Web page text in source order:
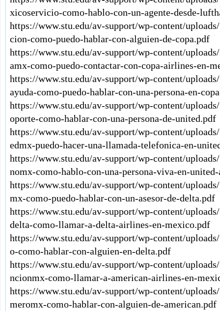
xicoservicio-como-hablo-con-un-agente-desde-
https://www.stu.edu/av-support/wp-content/
cion-como-puedo-hablar-con-alguien-de-copa.pdf
https://www.stu.edu/av-support/wp-content/
amx-como-puedo-contactar-con-copa-airlines-en-
https://www.stu.edu/av-support/wp-content/
ayuda-como-puedo-hablar-con-una-persona-en-
https://www.stu.edu/av-support/wp-content/
oporte-como-hablar-con-una-persona-de-united.pdf
https://www.stu.edu/av-support/wp-content/
edmx-puedo-hacer-una-llamada-telefonica-en-
https://www.stu.edu/av-support/wp-content/
nomx-como-hablo-con-una-persona-viva-en-
https://www.stu.edu/av-support/wp-content/
mx-como-puedo-hablar-con-un-asesor-de-delta.pdf
https://www.stu.edu/av-support/wp-content/
delta-como-llamar-a-delta-airlines-en-mexico.pdf
https://www.stu.edu/av-support/wp-content/
o-como-hablar-con-alguien-en-delta.pdf
https://www.stu.edu/av-support/wp-content/
ncionmx-como-llamar-a-american-airlines-en-
https://www.stu.edu/av-support/wp-content/
meromx-como-hablar-con-alguien-de-american.pdf